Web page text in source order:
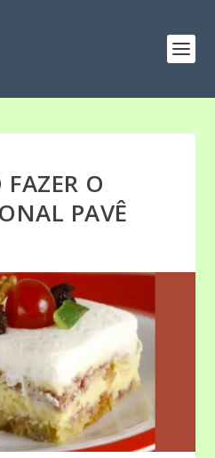
O
PAVÊ